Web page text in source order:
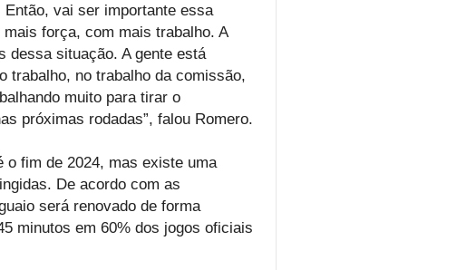
vai ser importante essa
força, com mais trabalho. A
dessa situação. A gente está
trabalho, no trabalho da comissão,
muito para tirar o
próximas rodadas”, falou Romero.
o fim de 2024, mas existe uma
De acordo com as
será renovado de forma
minutos em 60% dos jogos oficiais